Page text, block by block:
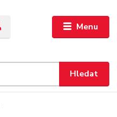
Menu
Hledat